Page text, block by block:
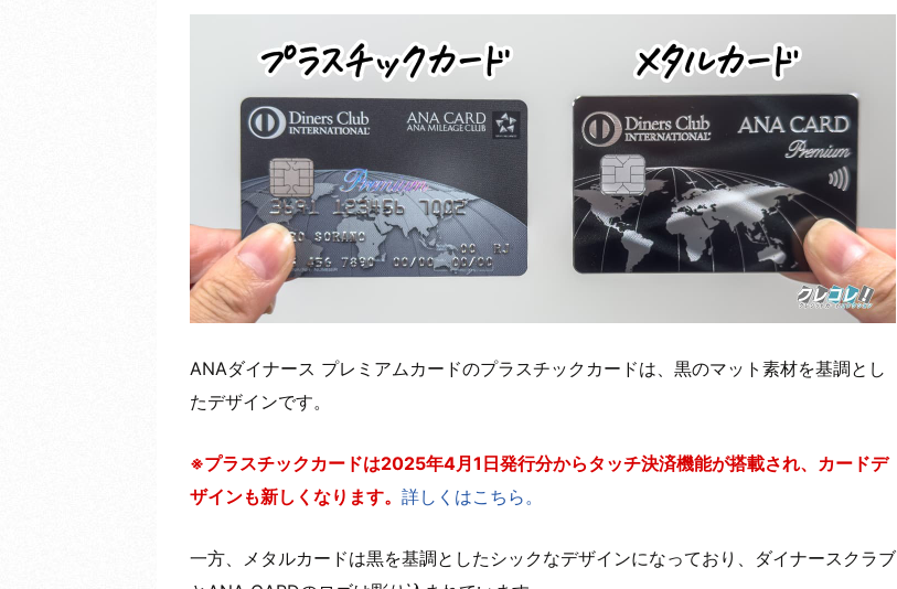
ANAダイナース プレミアムカードのプラスチックカードは、黒のマット素材を基調とし
たデザインです。
※プラスチックカードは2025年4月1日発行分からタッチ決済機能が搭載され、カードデ
ザインも新しくなります。 詳しくはこちら。
一方、メタルカードは黒を基調としたシックなデザインになっており、ダイナースクラブ